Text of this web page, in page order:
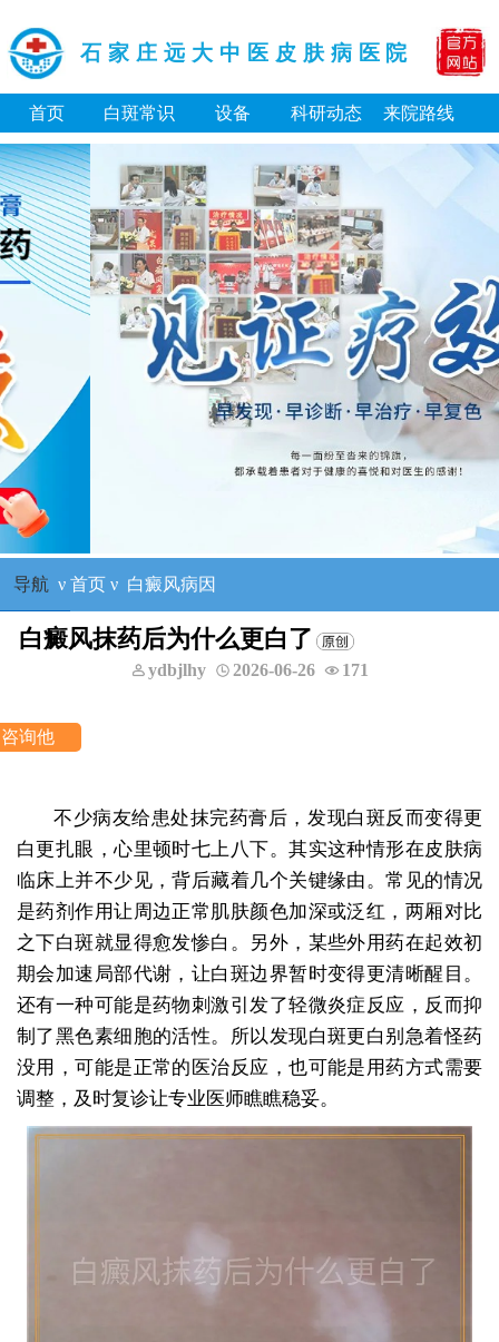
石家庄远大中医皮肤病医院
首页 白斑常识 设备 科研动态 来院路线
导航 ν 首页ν 白癜风病因
白癜风抹药后为什么更白了
ydbjlhy 2026-06-26 171
不少病友给患处抹完药膏后，发现白斑反而变得更
白更扎眼，心里顿时七上八下。其实这种情形在皮肤病
临床上并不少见，背后藏着几个关键缘由。常见的情况
是药剂作用让周边正常肌肤颜色加深或泛红，两厢对比
之下白斑就显得愈发惨白。另外，某些外用药在起效初
期会加速局部代谢，让白斑边界暂时变得更清晰醒目。
还有一种可能是药物刺激引发了轻微炎症反应，反而抑
制了黑色素细胞的活性。所以发现白斑更白别急着怪药
没用，可能是正常的医治反应，也可能是用药方式需要
调整，及时复诊让专业医师瞧瞧稳妥。